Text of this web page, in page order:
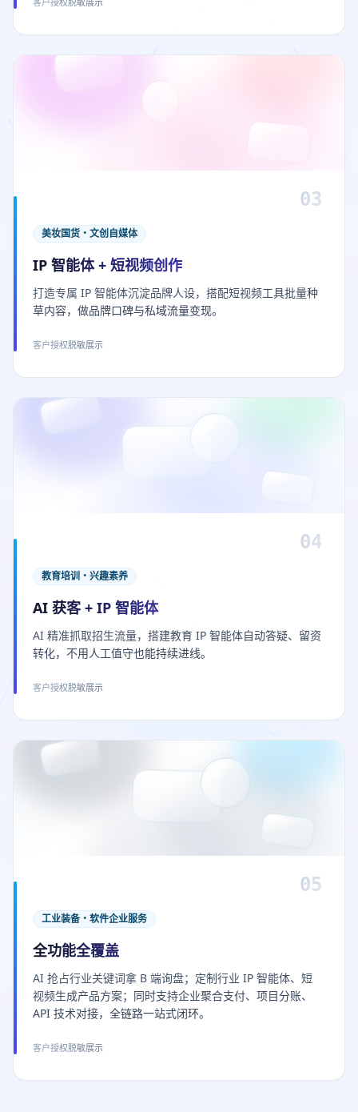
03
美妆国货・文创自媒体
IP 智能体 + 短视频创作
打造专属 IP 智能体沉淀品牌人设，搭配短视频工具批量种
草内容，做品牌口碑与私域流量变现。
客户授权脱敏展示
04
教育培训・兴趣素养
AI 获客 + IP 智能体
AI 精准抓取招生流量，搭建教育 IP 智能体自动答疑、留资
转化，不用人工值守也能持续进线。
客户授权脱敏展示
05
工业装备・软件企业服务
全功能全覆盖
AI 抢占行业关键词拿 B 端询盘；定制行业 IP 智能体、短
视频生成产品方案；同时支持企业聚合支付、项目分账、
API 技术对接，全链路一站式闭环。
客户授权脱敏展示